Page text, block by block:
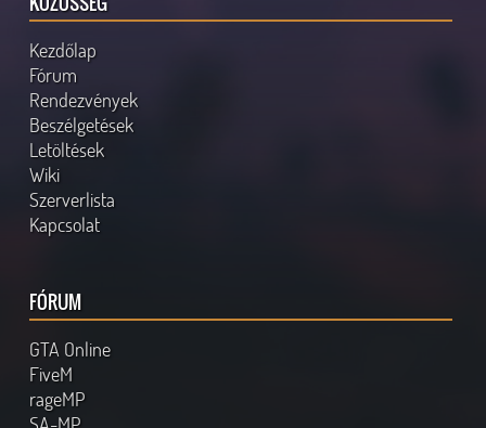
Kezdőlap
Fórum
Rendezvények
Beszélgetések
Letöltések
Wiki
Szerverlista
Kapcsolat
FÓRUM
GTA Online
FiveM
rageMP